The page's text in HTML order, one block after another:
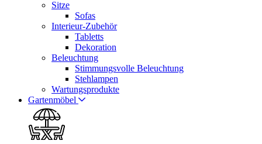
Sitze
Sofas
Interieur-Zubehör
Tabletts
Dekoration
Beleuchtung
Stimmungsvolle Beleuchtung
Stehlampen
Wartungsprodukte
Gartenmöbel